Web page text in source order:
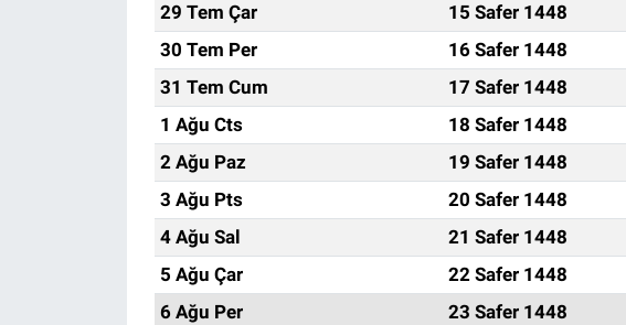
29 Tem Çar
15 Safer 1448
30 Tem Per
16 Safer 1448
31 Tem Cum
17 Safer 1448
1 Ağu Cts
18 Safer 1448
2 Ağu Paz
19 Safer 1448
3 Ağu Pts
20 Safer 1448
4 Ağu Sal
21 Safer 1448
5 Ağu Çar
22 Safer 1448
6 Ağu Per
23 Safer 1448